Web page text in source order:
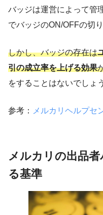
バッジは運営によって管
でバッジのON/OFFの切
しかし、バッジの存在は
引の成立率を上げる効果
をすることはないでしょ
参考： メルカリヘルプセ
メルカリの出品
る基準